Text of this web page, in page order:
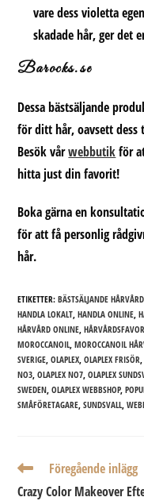
vare dess violetta
skadade hår, ger det
Barocks.se
Dessa bästsäljande
för ditt hår, oavsett
Besök vårwebbutik för
hitta just din favorit!
Boka gärna en
för att få personlig
hår.
ETIKETTER:BÄSTSÄLJANDE
HANDLA LOKALT, HANDLA ONLINE,
HÅRVÅRD ONLINE,
MOROCCANOIL, MOROCCANOIL
SVERIGE, OLAPLEX, OLAPLEX FRISÖR,
NO3, OLAPLEX NO7, OLAPLEX
SWEDEN, OLAPLEX WEBBSHOP,
SMÅFÖRETAGARE, SUNDSVALL,
Läs
artiklar
Föregående inlägg
Crazy Color Makeover